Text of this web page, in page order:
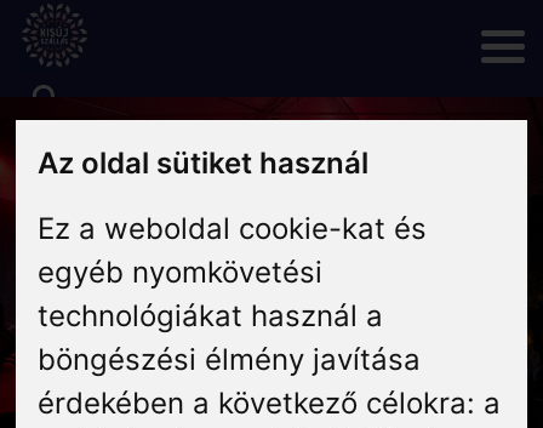
Az oldal sütiket használ
Ez a weboldal cookie-kat és
egyéb nyomkövetési
technológiákat használ a
böngészési élmény javítása
érdekében a következő célokra: a
Skip
content
Rólunk
Hírek
Programok
Szállás